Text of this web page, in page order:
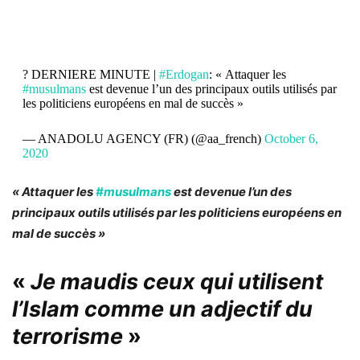
? DERNIERE MINUTE | #Erdogan: « Attaquer les
#musulmansest devenue l’un des principaux outils utilisés par
les politiciens européens en mal de succès »
— ANADOLU AGENCY (FR) (@aa_french) October 6,
2020
« Attaquer les#musulmansest devenue l’un des
principaux outils utilisés par les politiciens européens en
mal de succès »
« Je maudis ceux qui utilisent
l’Islam comme un adjectif du
terrorisme »